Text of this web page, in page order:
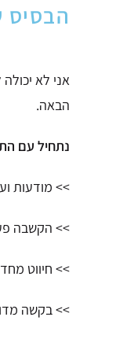
אני לא
הבאה.
נתחיל עם
>> מודעות
>> הקשבה
>> חיווט
>> בקשה